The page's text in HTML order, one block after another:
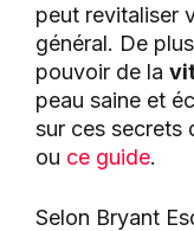
peut revitaliser
général. De
pouvoir de la
peau saine et
sur ces secrets
ou ce guide.
Selon Bryant